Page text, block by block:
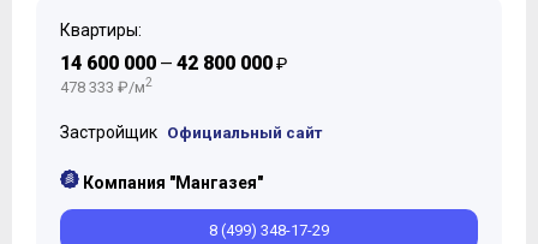
Квартиры:
14 600 000 — 42 800 000₽
478 333 ₽/м2
Застройщик Официальный сайт
Компания "Мангазея"
8 (499) 348-17-29